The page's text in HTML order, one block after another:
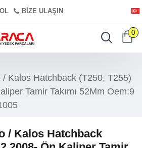
BIZE ULAŞIN
0
/ Kalos Hatchback (T250, T255)
Tamir Takımı 52Mm Oem:9
/ Kalos Hatchback